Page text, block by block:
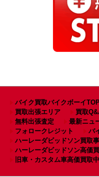
バイク買取バイクボーイ
買取出張エリア
買取
無料出張査定
最新ニュ
フォロークレジット
バ
ハーレーダビッドソン買取
ハーレーダビッドソン高価
旧車・カスタム車高価買取中